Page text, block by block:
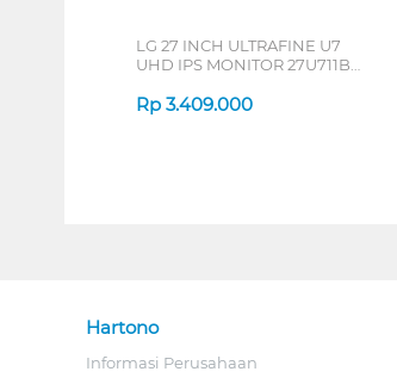
LG 27 INCH ULTRAFINE U7
UHD IPS MONITOR 27U711B-
Rp 3.409.000
Hartono
Informasi Perusahaan